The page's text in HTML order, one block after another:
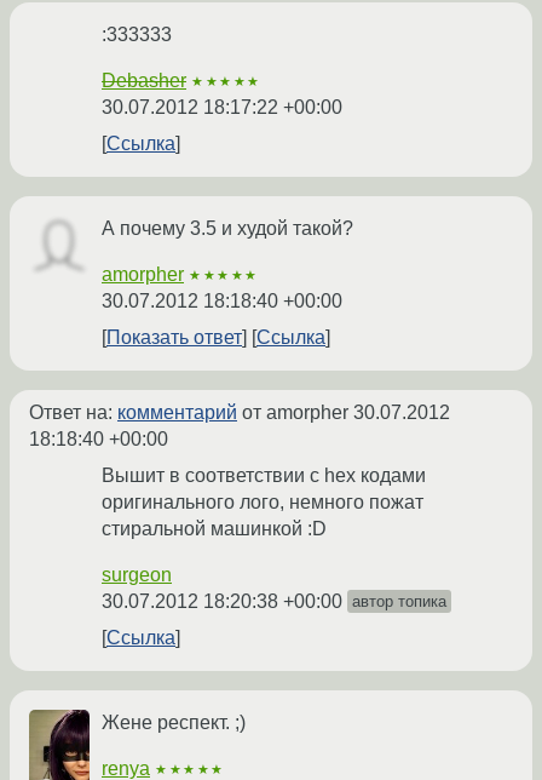
:333333
Debasher ★★★★★
30.07.2012 18:17:22 +00:00
Ссылка
А почему 3.5 и худой такой?
amorpher ★★★★★
30.07.2012 18:18:40 +00:00
Показать ответ
Ссылка
Ответ на: комментарий от amorpher 30.07.2012
18:18:40 +00:00
Вышит в соответствии с hex кодами
оригинального лого, немного пожат
стиральной машинкой :D
surgeon
30.07.2012 18:20:38 +00:00 автор топика
Ссылка
Жене респект. ;)
renya ★★★★★